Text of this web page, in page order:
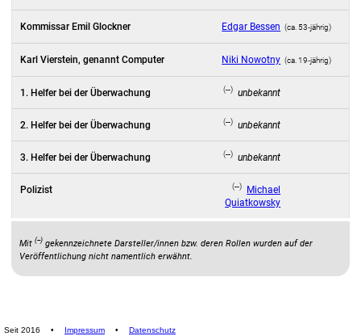
Kommissar Emil Glockner Edgar Bessen (ca. 53‑jährig)
Karl Vierstein, genannt Computer Niki Nowotny (ca. 19‑jährig)
1. Helfer bei der Überwachung (--) unbekannt
2. Helfer bei der Überwachung (--) unbekannt
3. Helfer bei der Überwachung (--) unbekannt
Polizist (--) Michael
Quiatkowsky
Mit (--) gekennzeichnete Darsteller/innen bzw. deren Rollen wurden auf der
Veröffentlichung nicht namentlich erwähnt.
Seit 2016 • Impressum • Datenschutz